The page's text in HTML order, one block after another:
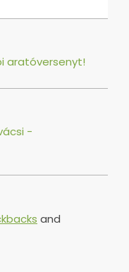
aratóversenyt!
-
and